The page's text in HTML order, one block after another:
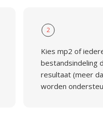
2
Kies mp2 of
bestandsindeling
resultaat (meer
worden